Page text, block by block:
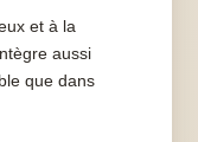
et à la
aussi
que dans